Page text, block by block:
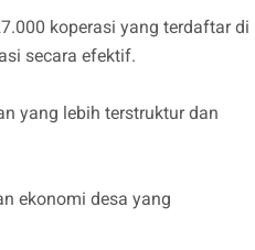
koperasi yang terdaftar di
secara efektif.
yang lebih terstruktur dan
ekonomi desa yang